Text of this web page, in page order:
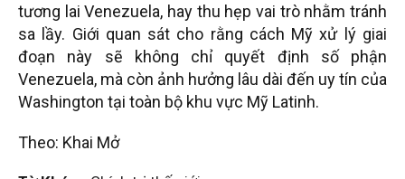
tương lai Venezuela, hay thu hẹp vai trò nhằm tránh
sa lầy. Giới quan sát cho rằng cách Mỹ xử lý giai
đoạn này sẽ không chỉ quyết định số phận
Venezuela, mà còn ảnh hưởng lâu dài đến uy tín của
Washington tại toàn bộ khu vực Mỹ Latinh.
Theo: Khai Mở